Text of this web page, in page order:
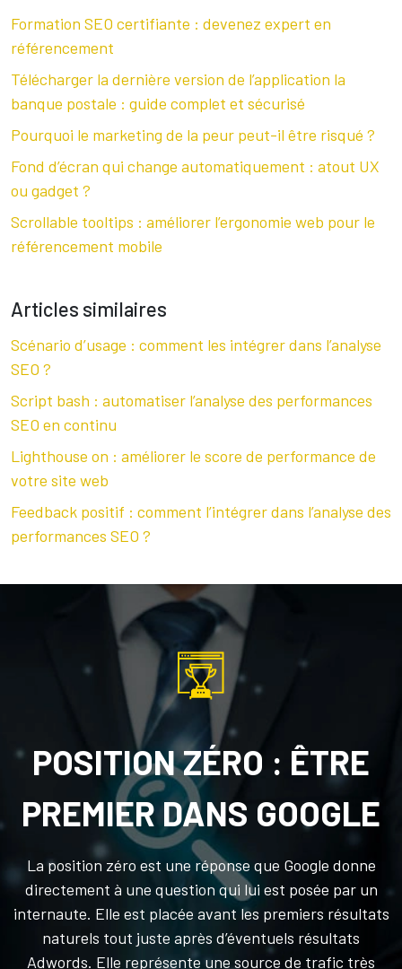
Formation SEO certifiante : devenez expert en
référencement
Télécharger la dernière version de l’application la
banque postale : guide complet et sécurisé
Pourquoi le marketing de la peur peut-il être risqué ?
Fond d’écran qui change automatiquement : atout UX
ou gadget ?
Scrollable tooltips : améliorer l’ergonomie web pour le
référencement mobile
Articles similaires
Scénario d’usage : comment les intégrer dans l’analyse
SEO ?
Script bash : automatiser l’analyse des performances
SEO en continu
Lighthouse on : améliorer le score de performance de
votre site web
Feedback positif : comment l’intégrer dans l’analyse des
performances SEO ?
POSITION ZÉRO : ÊTRE
PREMIER DANS GOOGLE
La position zéro est une réponse que Google donne
directement à une question qui lui est posée par un
internaute. Elle est placée avant les premiers résultats
naturels tout juste après d’éventuels résultats
Adwords. Elle représente une source de trafic très